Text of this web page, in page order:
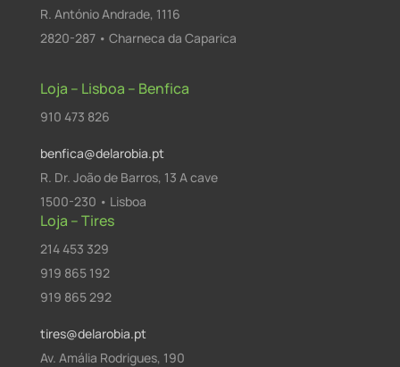
R. António Andrade, 1116
2820-287 • Charneca da Caparica
Loja – Lisboa – Benfica
910 473 826
benfica@delarobia.pt
R. Dr. João de Barros, 13 A cave
1500-230 • Lisboa
Loja – Tires
214 453 329
919 865 192
919 865 292
tires@delarobia.pt
Av. Amália Rodrigues, 190